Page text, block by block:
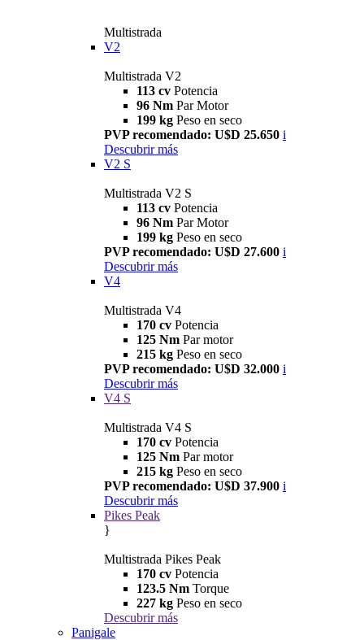
Multistrada
V2
Multistrada V2
113 cv Potencia
96 Nm Par Motor
199 kg Peso en seco
PVP recomendado: U$D 25.650 i
Descubrir más
V2 S
Multistrada V2 S
113 cv Potencia
96 Nm Par Motor
199 kg Peso en seco
PVP recomendado: U$D 27.600 i
Descubrir más
V4
Multistrada V4
170 cv Potencia
125 Nm Par motor
215 kg Peso en seco
PVP recomendado: U$D 32.000 i
Descubrir más
V4 S
Multistrada V4 S
170 cv Potencia
125 Nm Par motor
215 kg Peso en seco
PVP recomendado: U$D 37.900 i
Descubrir más
Pikes Peak
}
Multistrada Pikes Peak
170 cv Potencia
123.5 Nm Torque
227 kg Peso en seco
Descubrir más
Panigale